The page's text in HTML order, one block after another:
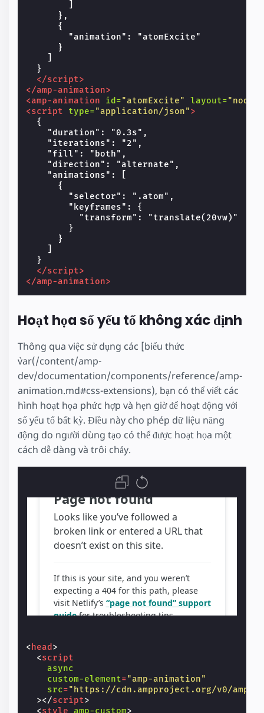
      },
      {
        "animation": "atomExcite"
      }
  }
</script>
</amp-animation>
<amp-animation
id="atomExcite" layout=
<script
type="application/json">
  {
    "duration": "0.3s",
    "iterations": "2",
    "fill": "both",
    "direction": "alternate",
    "animations": [
      {
        "selector": ".atom",
        "keyframes": {
          "transform": "translate(20vw)"
        }
      }
  }
</script>
</amp-animation>
Hoạt họa số yếu tố không xác định
Thông qua việc sử dụng các [biểu thức
`var(/content/amp-
dev/documentation/components/reference/amp-
animation.md#css-extensions), bạn có thể viết các
hình hoạt họa phức hợp và hẹn giờ để hoạt động với
số yếu tố bất kỳ. Điều này cho phép dữ liệu năng
động do người dùng tạo có thể được hoạt họa một
cách dễ dàng và trôi chảy.
< head >
<script
async
custom-element="amp-animation"
src="https://cdn.ampproject.org/v0/amp-
></script>
<style amp-custom>